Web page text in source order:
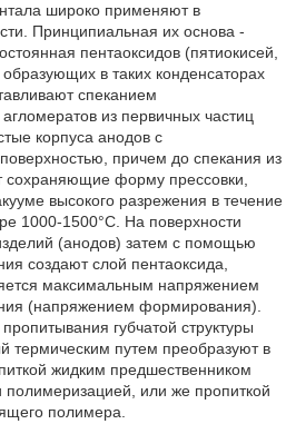
широко применяют в
Принципиальная их основа -
пентаоксидов (пятиокисей,
в таких конденсаторах
спеканием
из первичных частиц
корпуса анодов с
причем до спекания из
сохраняющие форму прессовки,
высокого разрежения в течение
1000-1500°С. На поверхности
(анодов) затем с помощью
создают слой пентаоксида,
максимальным напряжением
(напряжением формирования).
губчатой структуры
термическим путем преобразуют в
жидким предшественником
полимеризацией, или же пропиткой
полимера.